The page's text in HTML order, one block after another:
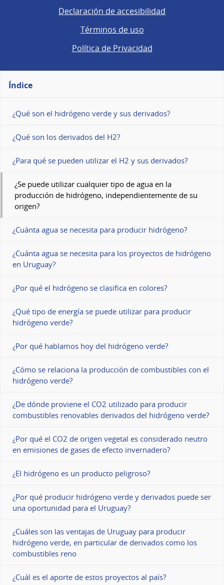
Declaración de accesibilidad
Términos de uso
Política de Privacidad
Índice
¿Qué son el hidrógeno verde y sus derivados?
¿Qué son los derivados del H2?
¿Para qué se pueden utilizar el H2 y sus derivados?
¿Se puede utilizar cualquier tipo de agua en la
producción de hidrógeno, independientemente de su
origen?
¿Cuánta agua se necesita para producir hidrógeno?
¿Cuánta agua se necesita para los proyectos de hidrógeno
en Uruguay?
¿Por qué el hidrógeno se clasifica en colores?
¿Qué tipo de energía se puede utilizar para producir
hidrógeno verde?
¿Por qué hablamos hoy del hidrógeno verde?
¿Cómo se relaciona la producción de combustibles con el
hidrógeno verde?
¿De dónde proviene el CO2 utilizado para producir
combustibles renovables derivados del hidrógeno verde?
¿Por qué el CO2 de origen vegetal es considerado neutro
en emisiones de gases de efecto invernadero?
¿El hidrógeno es un producto peligroso?
¿Por qué producir hidrógeno verde y derivados puede ser
una oportunidad para el Uruguay?
¿Cuáles son las ventajas de Uruguay para producir
hidrógeno verde, en particular de derivados como los
combustibles reno
¿Cuál es el aporte de estos proyectos al país?